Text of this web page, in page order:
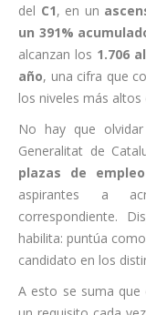
del C1, en un
un 391%
alcanzan los 1.706
año, una cifra que
los niveles más
No hay que
Generalitat de
plazas de
aspirantes a
correspondiente.
habilita: puntúa
candidato en los
A esto se suma